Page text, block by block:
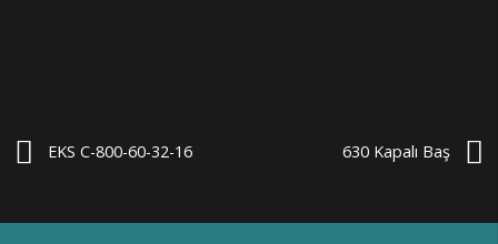
EKS C-800-60-32-16 630 Kapalı Baş